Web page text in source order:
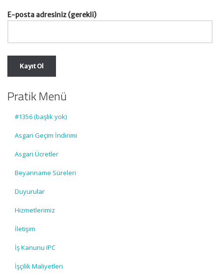
E-posta adresiniz (gerekli)
Pratik Menü
#1356 (başlık yok)
Asgari Geçim İndirimi
Asgari Ücretler
Beyanname Süreleri
Duyurular
Hizmetlerimiz
İletişim
İş Kanunu IPC
İşçilik Maliyetleri